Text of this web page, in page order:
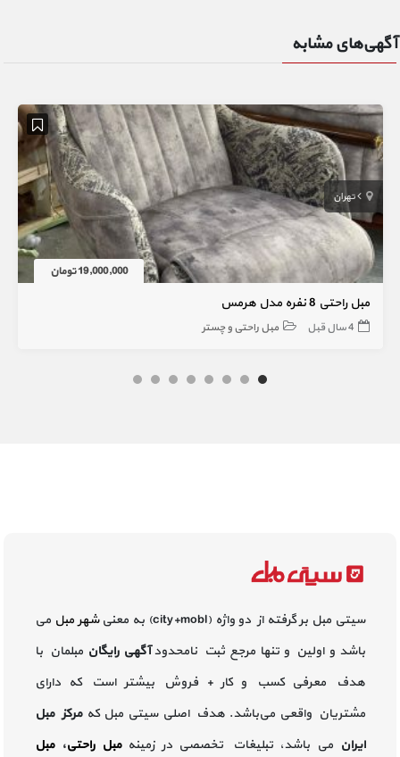
آگهی‌های مشابه
تهران
19,000,000 تومان
مبل راحتی 8 نفره مدل هرمس
4 سال قبل مبل راحتی و چستر
سیتی مبل بر گرفته از دو واژه (city+mobl) به معنی شهر مبل می
باشد و اولین و تنها مرجع ثبت نامحدودآگهی رایگان مبلمان با
هدف معرفی کسب و کار + فروش بیشتر است که دارای
مشتریان واقعی می‌باشد. هدف اصلی سیتی مبل کهمرکز مبل
ایران می باشد، تبلیغات تخصصی در زمینه مبل راحتی،مبل